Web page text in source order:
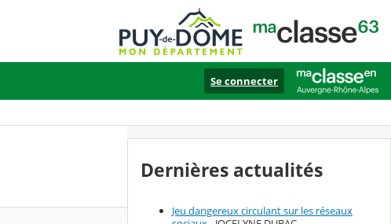
Se connecter
Dernières actualités
Jeu dangereux circulant sur les réseaux